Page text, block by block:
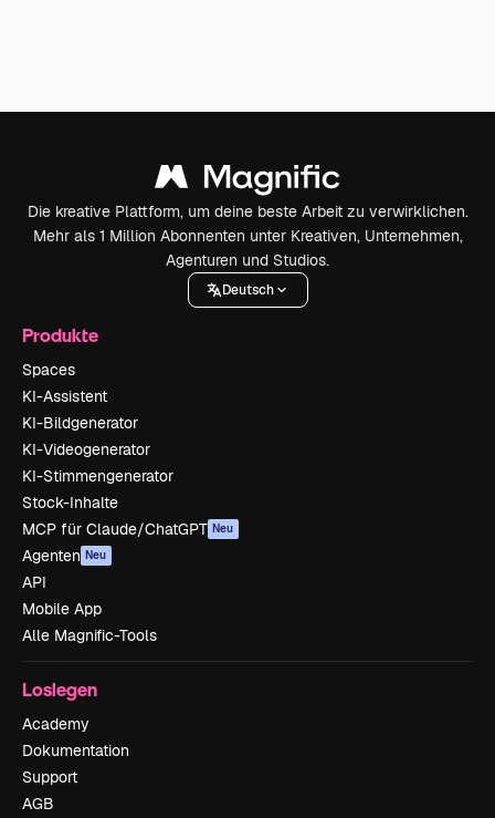
Die kreative Plattform, um deine beste Arbeit zu verwirklichen.
Mehr als 1 Million Abonnenten unter Kreativen, Unternehmen,
Agenturen und Studios.
Deutsch
Produkte
Spaces
KI-Assistent
KI-Bildgenerator
KI-Videogenerator
KI-Stimmengenerator
Stock-Inhalte
MCP für Claude/ChatGPT Neu
Agenten Neu
API
Mobile App
Alle Magnific-Tools
Loslegen
Academy
Dokumentation
Support
AGB